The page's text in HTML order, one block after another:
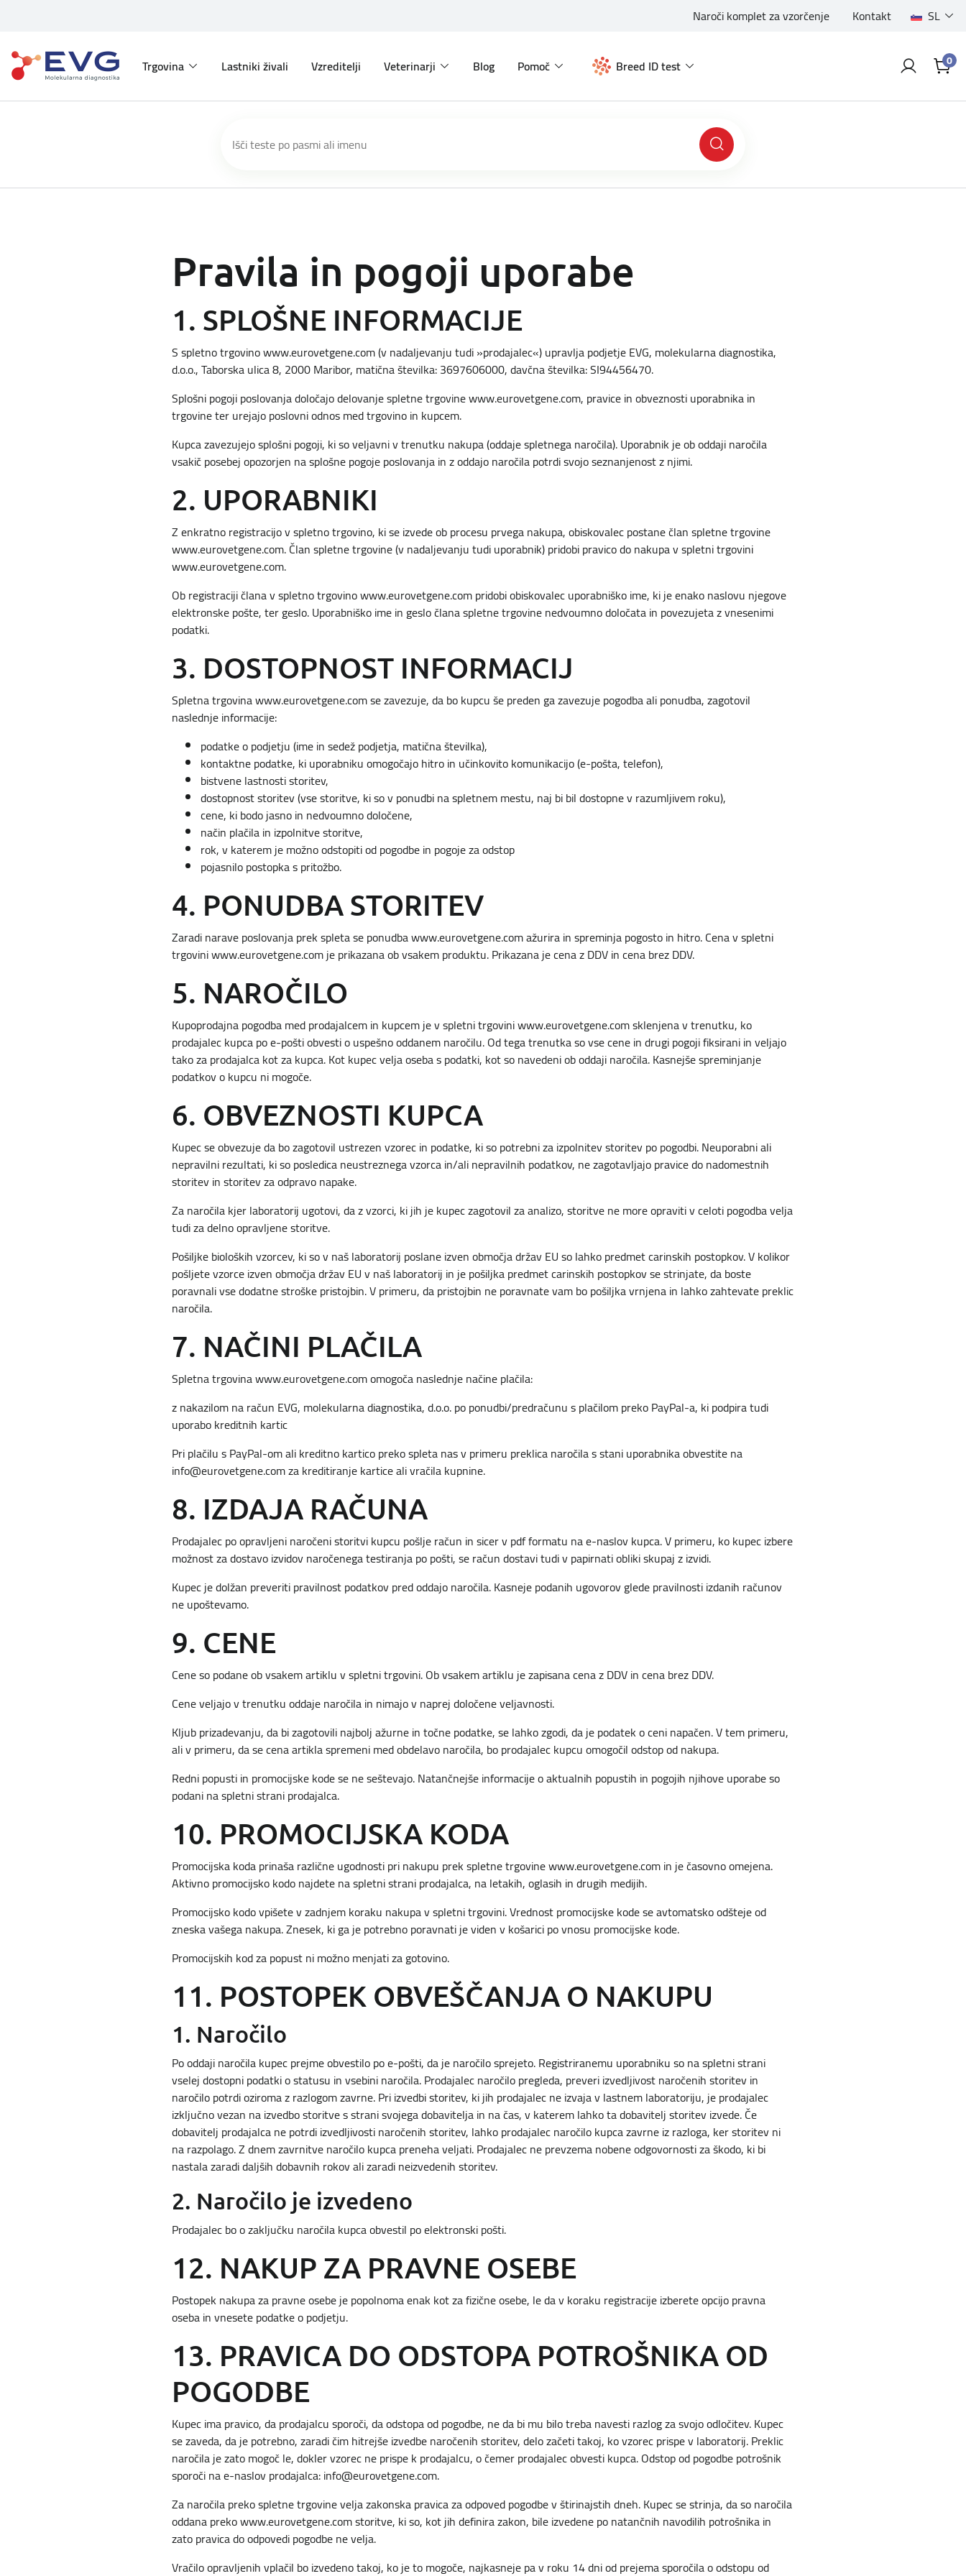
Naroči komplet za vzorčenje Kontakt SL
Trgovina Lastniki živali Vzreditelji Veterinarji Blog Pomoč Breed ID test 0
Pravila in pogoji uporabe
1. SPLOŠNE INFORMACIJE
S spletno trgovino www.eurovetgene.com (v nadaljevanju tudi »prodajalec«) upravlja podjetje EVG, molekularna diagnostika,
d.o.o., Taborska ulica 8, 2000 Maribor, matična številka: 3697606000, davčna številka: SI94456470.
Splošni pogoji poslovanja določajo delovanje spletne trgovine www.eurovetgene.com, pravice in obveznosti uporabnika in
trgovine ter urejajo poslovni odnos med trgovino in kupcem.
Kupca zavezujejo splošni pogoji, ki so veljavni v trenutku nakupa (oddaje spletnega naročila). Uporabnik je ob oddaji naročila
vsakič posebej opozorjen na splošne pogoje poslovanja in z oddajo naročila potrdi svojo seznanjenost z njimi.
2. UPORABNIKI
Z enkratno registracijo v spletno trgovino, ki se izvede ob procesu prvega nakupa, obiskovalec postane član spletne trgovine
www.eurovetgene.com. Član spletne trgovine (v nadaljevanju tudi uporabnik) pridobi pravico do nakupa v spletni trgovini
www.eurovetgene.com.
Ob registraciji člana v spletno trgovino www.eurovetgene.com pridobi obiskovalec uporabniško ime, ki je enako naslovu njegove
elektronske pošte, ter geslo. Uporabniško ime in geslo člana spletne trgovine nedvoumno določata in povezujeta z vnesenimi
podatki.
3. DOSTOPNOST INFORMACIJ
Spletna trgovina www.eurovetgene.com se zavezuje, da bo kupcu še preden ga zavezuje pogodba ali ponudba, zagotovil
naslednje informacije:
podatke o podjetju (ime in sedež podjetja, matična številka),
kontaktne podatke, ki uporabniku omogočajo hitro in učinkovito komunikacijo (e-pošta, telefon),
bistvene lastnosti storitev,
dostopnost storitev (vse storitve, ki so v ponudbi na spletnem mestu, naj bi bil dostopne v razumljivem roku),
cene, ki bodo jasno in nedvoumno določene,
način plačila in izpolnitve storitve,
rok, v katerem je možno odstopiti od pogodbe in pogoje za odstop
pojasnilo postopka s pritožbo.
4. PONUDBA STORITEV
Zaradi narave poslovanja prek spleta se ponudba www.eurovetgene.com ažurira in spreminja pogosto in hitro. Cena v spletni
trgovini www.eurovetgene.com je prikazana ob vsakem produktu. Prikazana je cena z DDV in cena brez DDV.
5. NAROČILO
Kupoprodajna pogodba med prodajalcem in kupcem je v spletni trgovini www.eurovetgene.com sklenjena v trenutku, ko
prodajalec kupca po e-pošti obvesti o uspešno oddanem naročilu. Od tega trenutka so vse cene in drugi pogoji fiksirani in veljajo
tako za prodajalca kot za kupca. Kot kupec velja oseba s podatki, kot so navedeni ob oddaji naročila. Kasnejše spreminjanje
podatkov o kupcu ni mogoče.
6. OBVEZNOSTI KUPCA
Kupec se obvezuje da bo zagotovil ustrezen vzorec in podatke, ki so potrebni za izpolnitev storitev po pogodbi. Neuporabni ali
nepravilni rezultati, ki so posledica neustreznega vzorca in/ali nepravilnih podatkov, ne zagotavljajo pravice do nadomestnih
storitev in storitev za odpravo napake.
Za naročila kjer laboratorij ugotovi, da z vzorci, ki jih je kupec zagotovil za analizo, storitve ne more opraviti v celoti pogodba velja
tudi za delno opravljene storitve.
Pošiljke bioloških vzorcev, ki so v naš laboratorij poslane izven območja držav EU so lahko predmet carinskih postopkov. V kolikor
pošljete vzorce izven območja držav EU v naš laboratorij in je pošiljka predmet carinskih postopkov se strinjate, da boste
poravnali vse dodatne stroške pristojbin. V primeru, da pristojbin ne poravnate vam bo pošiljka vrnjena in lahko zahtevate preklic
naročila.
7. NAČINI PLAČILA
Spletna trgovina www.eurovetgene.com omogoča naslednje načine plačila:
z nakazilom na račun EVG, molekularna diagnostika, d.o.o. po ponudbi/predračunu s plačilom preko PayPal-a, ki podpira tudi
uporabo kreditnih kartic
Pri plačilu s PayPal-om ali kreditno kartico preko spleta nas v primeru preklica naročila s stani uporabnika obvestite na
info@eurovetgene.comza kreditiranje kartice ali vračila kupnine.
8. IZDAJA RAČUNA
Prodajalec po opravljeni naročeni storitvi kupcu pošlje račun in sicer v pdf formatu na e-naslov kupca. V primeru, ko kupec izbere
možnost za dostavo izvidov naročenega testiranja po pošti, se račun dostavi tudi v papirnati obliki skupaj z izvidi.
Kupec je dolžan preveriti pravilnost podatkov pred oddajo naročila. Kasneje podanih ugovorov glede pravilnosti izdanih računov
ne upoštevamo.
9. CENE
Cene so podane ob vsakem artiklu v spletni trgovini. Ob vsakem artiklu je zapisana cena z DDV in cena brez DDV.
Cene veljajo v trenutku oddaje naročila in nimajo v naprej določene veljavnosti.
Kljub prizadevanju, da bi zagotovili najbolj ažurne in točne podatke, se lahko zgodi, da je podatek o ceni napačen. V tem primeru,
ali v primeru, da se cena artikla spremeni med obdelavo naročila, bo prodajalec kupcu omogočil odstop od nakupa.
Redni popusti in promocijske kode se ne seštevajo. Natančnejše informacije o aktualnih popustih in pogojih njihove uporabe so
podani na spletni strani prodajalca.
10. PROMOCIJSKA KODA
Promocijska koda prinaša različne ugodnosti pri nakupu prek spletne trgovine www.eurovetgene.com in je časovno omejena.
Aktivno promocijsko kodo najdete na spletni strani prodajalca, na letakih, oglasih in drugih medijih.
Promocijsko kodo vpišete v zadnjem koraku nakupa v spletni trgovini. Vrednost promocijske kode se avtomatsko odšteje od
zneska vašega nakupa. Znesek, ki ga je potrebno poravnati je viden v košarici po vnosu promocijske kode.
Promocijskih kod za popust ni možno menjati za gotovino.
11. POSTOPEK OBVEŠČANJA O NAKUPU
1. Naročilo
Po oddaji naročila kupec prejme obvestilo po e-pošti, da je naročilo sprejeto. Registriranemu uporabniku so na spletni strani
vselej dostopni podatki o statusu in vsebini naročila. Prodajalec naročilo pregleda, preveri izvedljivost naročenih storitev in
naročilo potrdi oziroma z razlogom zavrne. Pri izvedbi storitev, ki jih prodajalec ne izvaja v lastnem laboratoriju, je prodajalec
izključno vezan na izvedbo storitve s strani svojega dobavitelja in na čas, v katerem lahko ta dobavitelj storitev izvede. Če
dobavitelj prodajalca ne potrdi izvedljivosti naročenih storitev, lahko prodajalec naročilo kupca zavrne iz razloga, ker storitev ni
na razpolago. Z dnem zavrnitve naročilo kupca preneha veljati. Prodajalec ne prevzema nobene odgovornosti za škodo, ki bi
nastala zaradi daljših dobavnih rokov ali zaradi neizvedenih storitev.
2. Naročilo je izvedeno
Prodajalec bo o zaključku naročila kupca obvestil po elektronski pošti.
12. NAKUP ZA PRAVNE OSEBE
Postopek nakupa za pravne osebe je popolnoma enak kot za fizične osebe, le da v koraku registracije izberete opcijo pravna
oseba in vnesete podatke o podjetju.
13. PRAVICA DO ODSTOPA POTROŠNIKA OD
POGODBE
Kupec ima pravico, da prodajalcu sporoči, da odstopa od pogodbe, ne da bi mu bilo treba navesti razlog za svojo odločitev. Kupec
se zaveda, da je potrebno, zaradi čim hitrejše izvedbe naročenih storitev, delo začeti takoj, ko vzorec prispe v laboratorij. Preklic
naročila je zato mogoč le, dokler vzorec ne prispe k prodajalcu, o čemer prodajalec obvesti kupca. Odstop od pogodbe potrošnik
sporoči na e-naslov prodajalca:info@eurovetgene.com.
Za naročila preko spletne trgovine velja zakonska pravica za odpoved pogodbe v štirinajstih dneh. Kupec se strinja, da so naročila
oddana preko www.eurovetgene.com storitve, ki so, kot jih definira zakon, bile izvedene po natančnih navodilih potrošnika in
zato pravica do odpovedi pogodbe ne velja.
Vračilo opravljenih vplačil bo izvedeno takoj, ko je to mogoče, najkasneje pa v roku 14 dni od prejema sporočila o odstopu od